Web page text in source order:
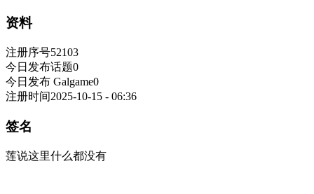
资料
注册序号52103
今日发布话题0
今日发布 Galgame0
注册时间2025-10-15 - 06:36
签名
莲说这里什么都没有